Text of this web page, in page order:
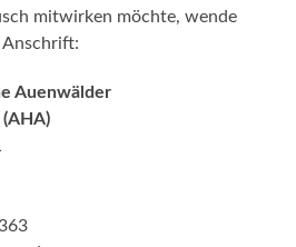
mitwirken möchte, wende
Auenwälder
(AHA)